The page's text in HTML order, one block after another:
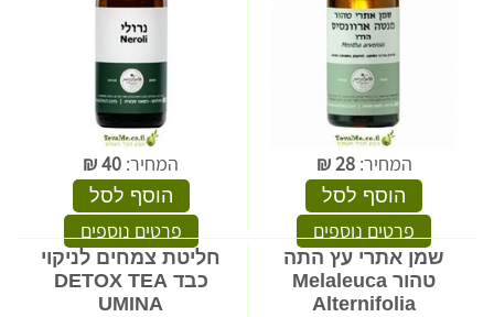
המחיר:28
₪
הוסף לסל
פרטים נוספים
המחיר: 40
₪
הוסף לסל
פרטים נוספים
שמן אתרי עץ התה
טהור Melaleuca
Alternifolia
חליטת צמחים לניקוי
כבד DETOX TEA
UMINA